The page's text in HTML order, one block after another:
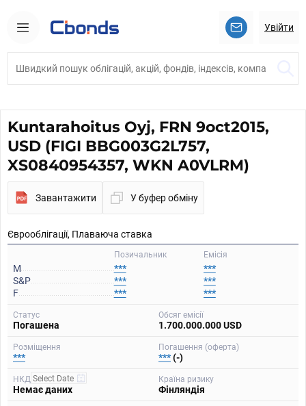
Увійти
Kuntarahoitus Oyj, FRN 9oct2015,
USD (FIGI BBG003G2L757,
XS0840954357, WKN A0VLRM)
Завантажити У буфер обміну
Єврооблігації, Плаваюча ставка
Емісія
Позичальник
M ***
***
S&P
***
***
F
***
***
Статус
Погашена
Обсяг емісії
1.700.000.000 USD
Розміщення
***
Погашення (оферта)
***(-)
НКД
Немає даних
Країна ризику
Фінляндія